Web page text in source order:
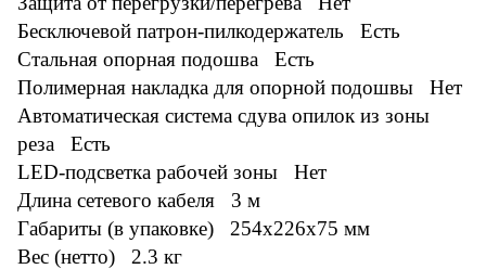
Бесключевой патрон-пилкодержатель Есть
Стальная опорная подошва Есть
Полимерная накладка для опорной подошвы Нет
Автоматическая система сдува опилок из зоны
реза Есть
LED-подсветка рабочей зоны Нет
Длина сетевого кабеля 3 м
Габариты (в упаковке) 254x226x75 мм
Вес (нетто) 2.3 кг